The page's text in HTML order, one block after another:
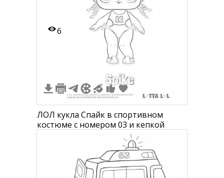
6
ЛОЛ кукла Спайк в спортивном
костюме с номером 03 и кепкой